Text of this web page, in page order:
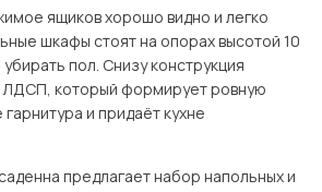
ящиков хорошо видно и легко
шкафы стоят на опорах высотой 10
пол. Снизу конструкция
ЛДСП, который формирует ровную
и придаёт кухне
предлагает набор напольных и